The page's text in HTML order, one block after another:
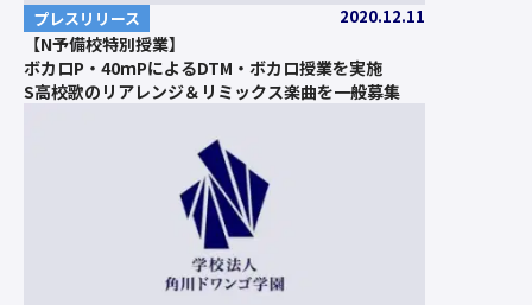
プレスリリース 2020.12.11
【N予備校特別授業】
ボカロP・40ｍPによるDTM・ボカロ授業を実施
S高校歌のリアレンジ＆リミックス楽曲を一般募集